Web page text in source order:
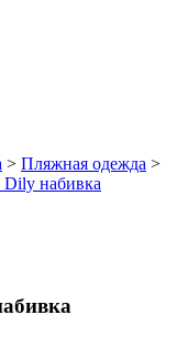
> Пляжная одежда >
набивка